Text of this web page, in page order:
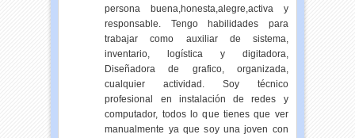
persona buena,honesta,alegre,activa y
responsable. Tengo habilidades para
trabajar como auxiliar de sistema,
inventario, logística y digitadora,
Diseñadora de grafico, organizada,
cualquier actividad. Soy técnico
profesional en instalación de redes y
computador, todos lo que tienes que ver
manualmente ya que soy una joven con